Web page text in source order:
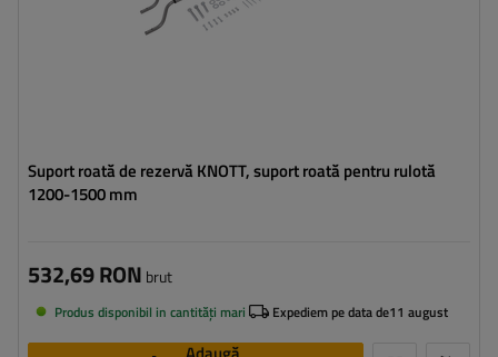
Suport roată de rezervă KNOTT, suport roată pentru rulotă
1200-1500 mm
532,69 RON brut
Produs disponibil in cantități mari Expediem pe data de11 august